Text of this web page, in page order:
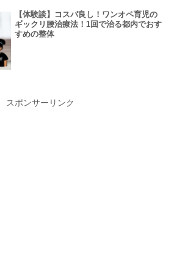
【体験談】コスパ良し！ワンオペ育児の
ギックリ腰治療法！1回で治る都内でおす
すめの整体
スポンサーリンク